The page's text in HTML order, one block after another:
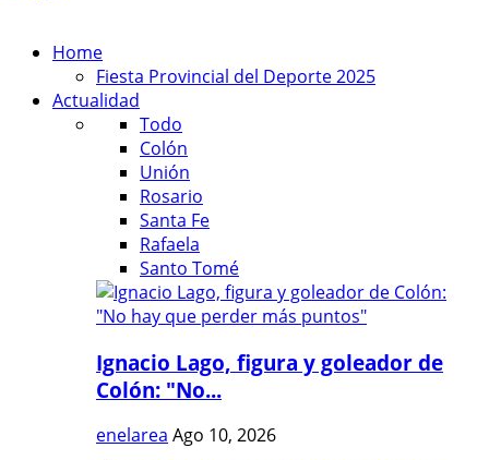
Home
Fiesta Provincial del Deporte 2025
Actualidad
Todo
Colón
Unión
Rosario
Santa Fe
Rafaela
Santo Tomé
Ignacio Lago, figura y goleador de
Colón: "No...
enelarea Ago 10, 2026